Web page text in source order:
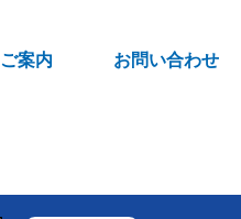
ご案内 お問い合わせ